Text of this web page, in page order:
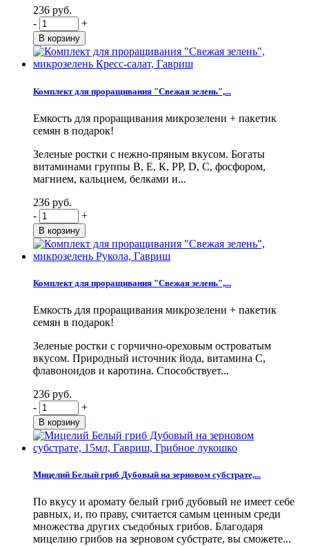
236 руб.
-
+
Комплект для проращивания "Свежая зелень",...
Емкость для проращивания микрозелени + пакетик
семян в подарок!
Зеленые ростки с нежно-пряным вкусом. Богаты
витаминами группы В, Е, К, PP, D, С, фосфором,
магнием, кальцием, белками и...
236 руб.
-
+
Комплект для проращивания "Свежая зелень",...
Емкость для проращивания микрозелени + пакетик
семян в подарок!
Зеленые ростки с горчично-ореховым островатым
вкусом. Природный источник йода, витамина С,
флавоноидов и каротина. Способствует...
236 руб.
-
+
Мицелий Белый гриб Дубовый на зерновом субстрате,...
По вкусу и аромату белый гриб дубовый не имеет себе
равных, и, по праву, считается самым ценным среди
множества других съедобных грибов. Благодаря
мицелию грибов на зерновом субстрате, вы сможете...